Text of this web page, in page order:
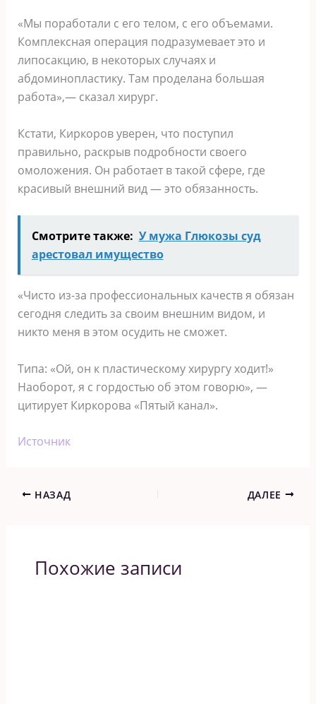
«Мы поработали с его телом, с его объемами.
Комплексная операция подразумевает это и
липосакцию, в некоторых случаях и
абдоминопластику. Там проделана большая
работа»,— сказал хирург.
Кстати, Киркоров уверен, что поступил
правильно, раскрыв подробности своего
омоложения. Он работает в такой сфере, где
красивый внешний вид — это обязанность.
Смотрите также: У мужа Глюкозы суд
арестовал имущество
«Чисто из-за профессиональных качеств я обязан
сегодня следить за своим внешним видом, и
никто меня в этом осудить не сможет.
Типа: «Ой, он к пластическому хирургу ходит!»
Наоборот, я с гордостью об этом говорю», —
цитирует Киркорова «Пятый канал».
Источник
НАЗАД ДАЛЕЕ
Похожие записи